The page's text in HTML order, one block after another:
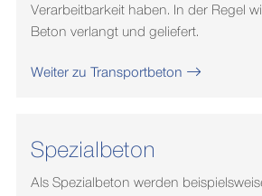
Verarbeitbarkeit haben. In der Regel
Beton verlangt und geliefert.
Weiter zu Transportbeton
Spezialbeton
Als Spezialbeton werden